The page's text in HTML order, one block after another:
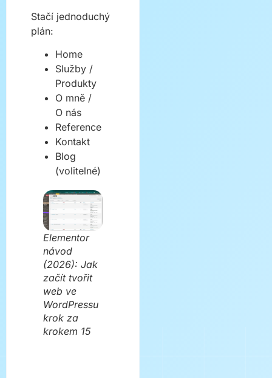
Stačí jednoduchý
plán:
Home
Služby /
Produkty
O mně /
O nás
Reference
Kontakt
Blog
(volitelné)
Elementor
návod
(2026): Jak
začít tvořit
web ve
WordPressu
krok za
krokem 15